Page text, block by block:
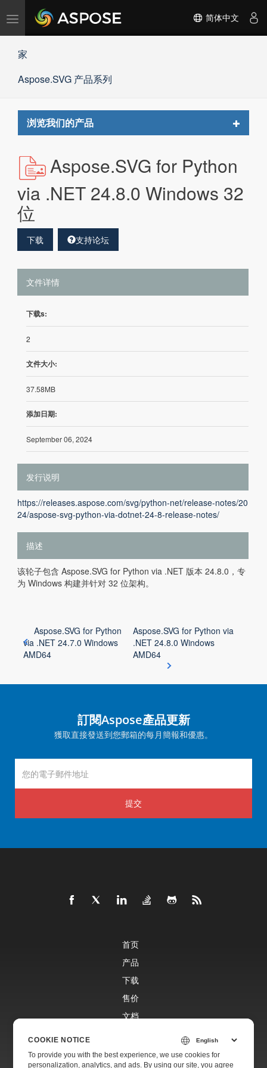
切
航
简体中文
家
Aspose.SVG 产品系列
浏览我们的产品
Toggle
Aspose.SVG for Python
via .NET 24.8.0 Windows 32
位
下载 支持论坛
文件详情
下载s:
2
文件大小:
37.58MB
添加日期:
September 06, 2024
发行说明
https://releases.aspose.com/svg/python-net/release-notes/20
24/aspose-svg-python-via-dotnet-24-8-release-notes/
描述
该轮子包含 Aspose.SVG for Python via .NET 版本 24.8.0，专
为 Windows 构建并针对 32 位架构。
Aspose.SVG for Python
via .NET 24.7.0 Windows
AMD64
Aspose.SVG for Python via
.NET 24.8.0 Windows
AMD64
訂閱Aspose產品更新
獲取直接發送到您郵箱的每月簡報和優惠。
提交
首页
产品
下载
售价
文档
COOKIE NOTICE
To provide you with the best experience, we use cookies for
personalization, analytics, and ads. By using our site, you agree